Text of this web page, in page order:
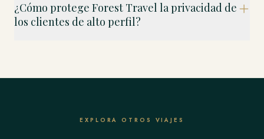
¿Cómo protege Forest Travel la privacidad de
los clientes de alto perfil?
EXPLORA OTROS VIAJES